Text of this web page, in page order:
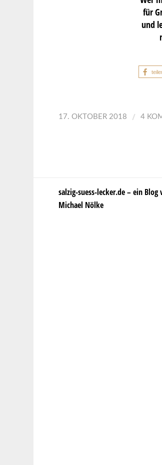
für
und
17. OKTOBER 2018 / 4
salzig-suess-lecker.de – ein Blog
Michael Nölke